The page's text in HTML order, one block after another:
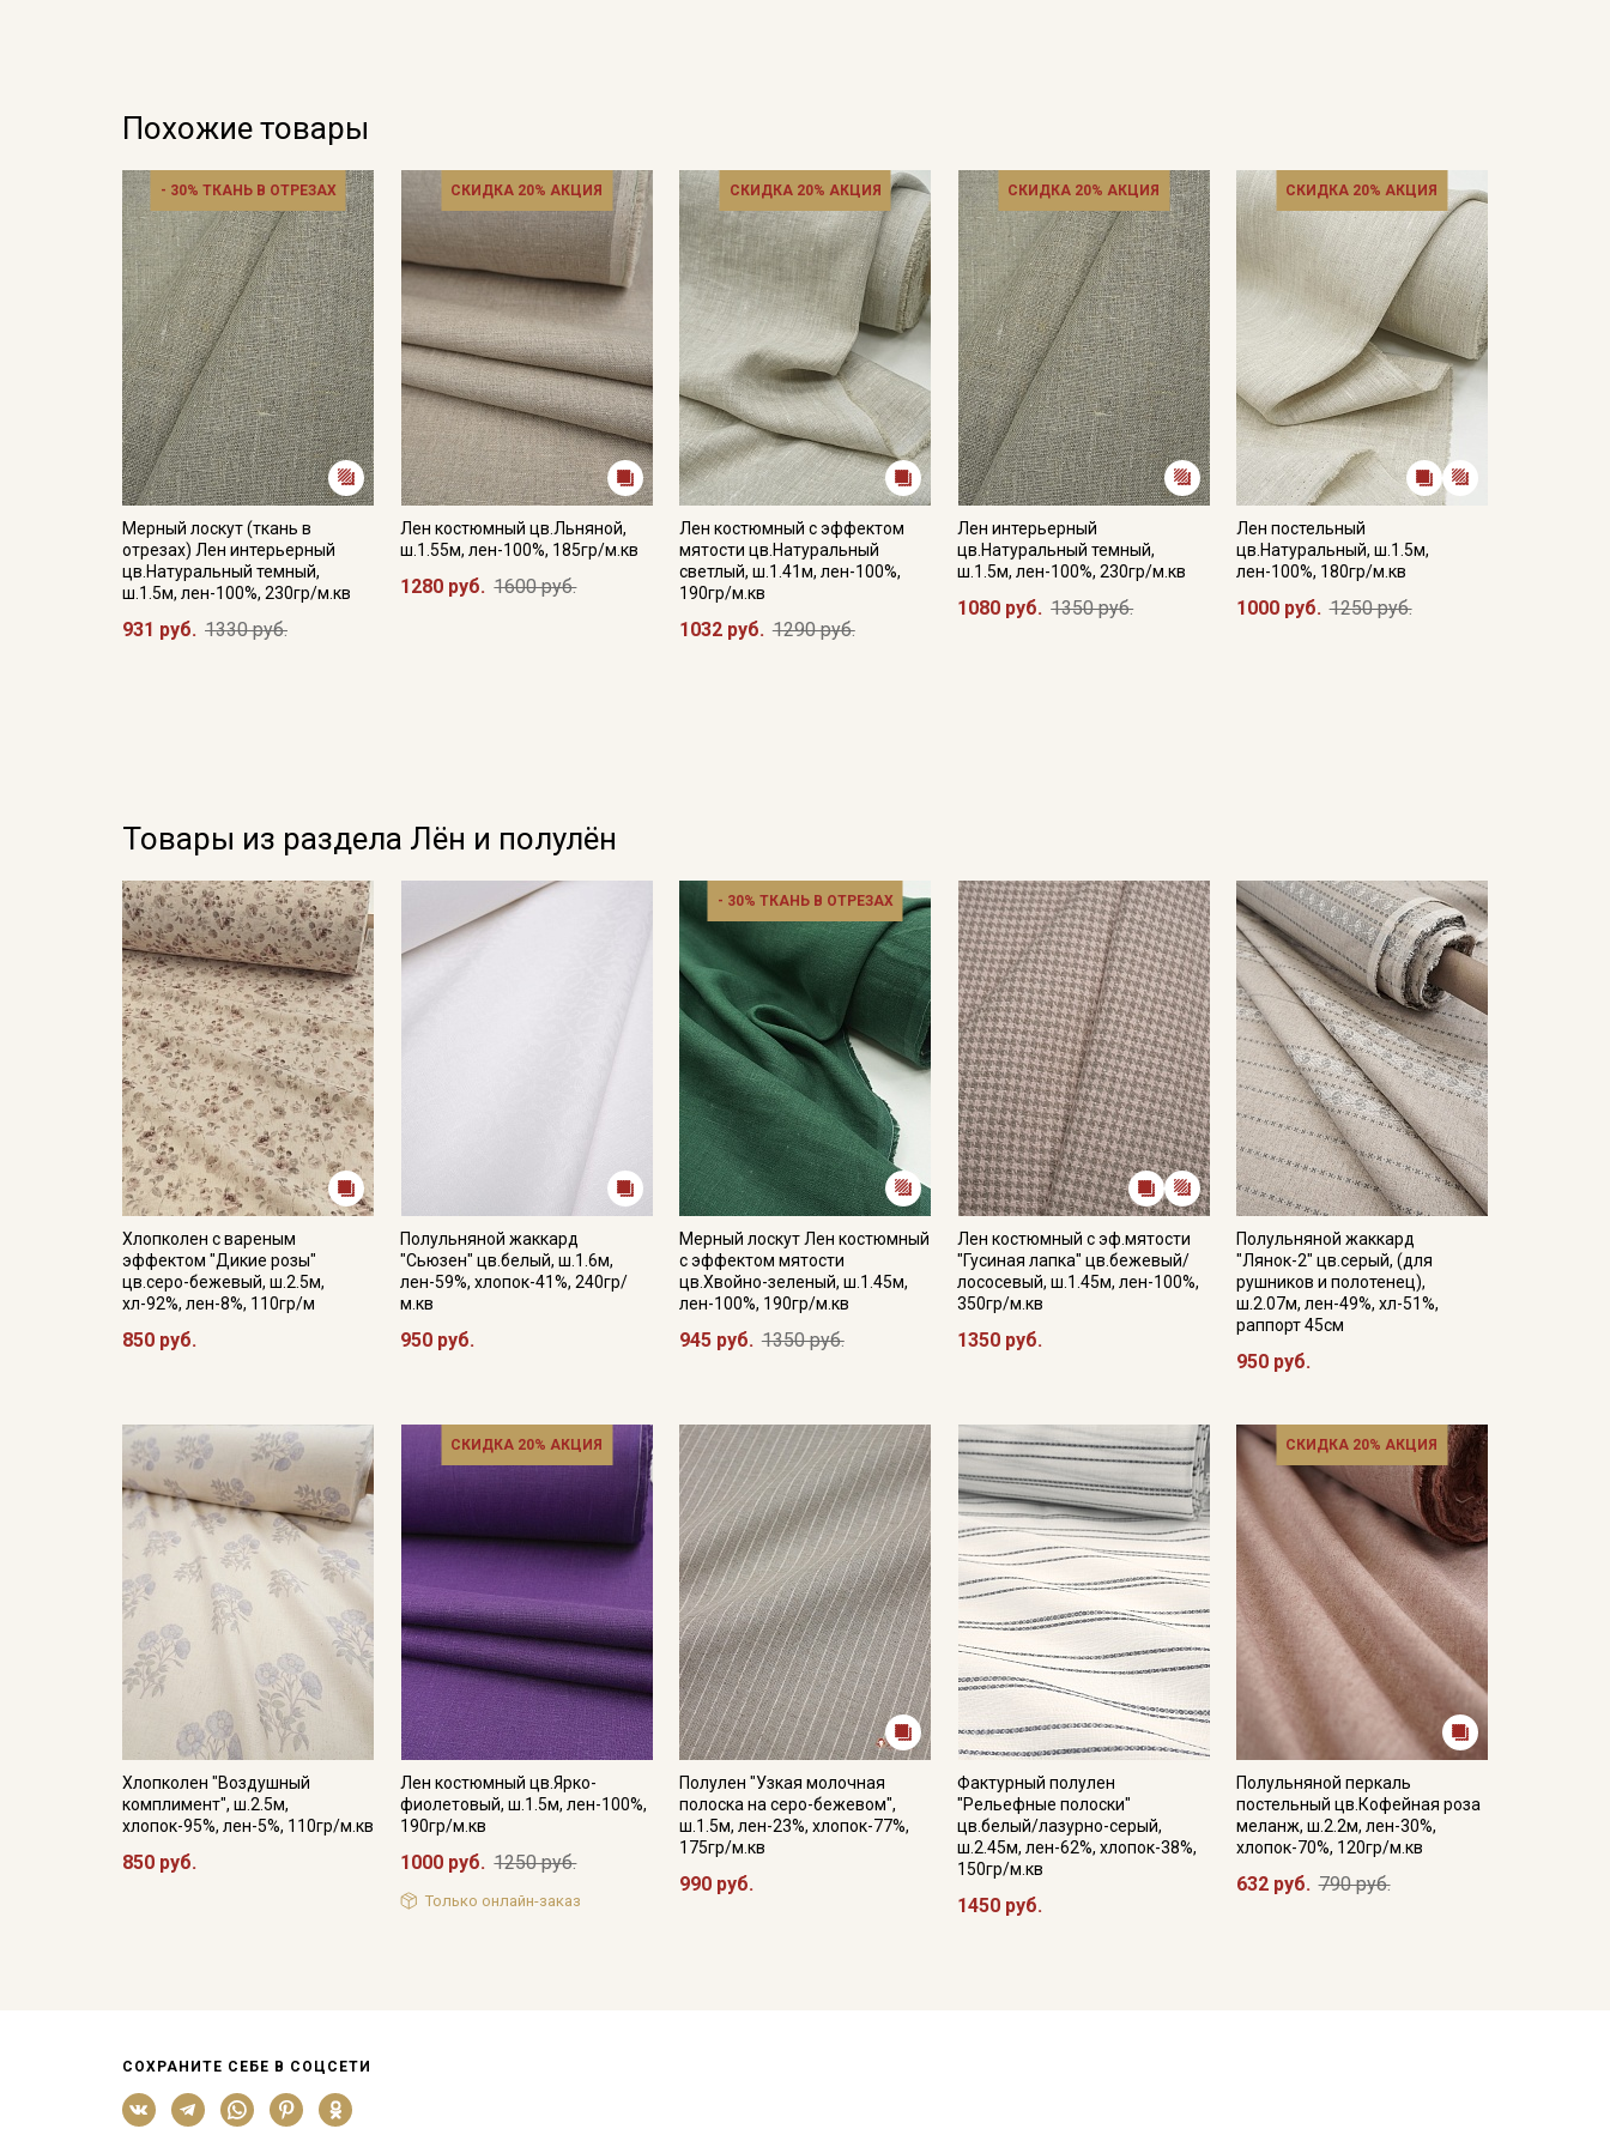
Похожие товары
- 30% ТКАНЬ В ОТРЕЗАХ
Мерный лоскут (ткань в
отрезах) Лен интерьерный
цв.Натуральный темный,
ш.1.5м, лен-100%, 230гр/м.кв
931 руб. 1330 руб.
СКИДКА 20% АКЦИЯ
Лен костюмный цв.Льняной,
ш.1.55м, лен-100%, 185гр/м.кв
1280 руб. 1600 руб.
СКИДКА 20% АКЦИЯ
Лен костюмный с эффектом
мятости цв.Натуральный
светлый, ш.1.41м, лен-100%,
190гр/м.кв
1032 руб. 1290 руб.
СКИДКА 20% АКЦИЯ
Лен интерьерный
цв.Натуральный темный,
ш.1.5м, лен-100%, 230гр/м.кв
1080 руб. 1350 руб.
СКИДКА 20% АКЦИЯ
Лен постельный
цв.Натуральный, ш.1.5м,
лен-100%, 180гр/м.кв
1000 руб. 1250 руб.
Товары из раздела Лён и полулён
Хлопколен с вареным
эффектом "Дикие розы"
цв.серо-бежевый, ш.2.5м,
хл-92%, лен-8%, 110гр/м
850 руб.
Полульняной жаккард
"Сьюзен" цв.белый, ш.1.6м,
лен-59%, хлопок-41%, 240гр/
м.кв
950 руб.
- 30% ТКАНЬ В ОТРЕЗАХ
Мерный лоскут Лен костюмный
с эффектом мятости
цв.Хвойно-зеленый, ш.1.45м,
лен-100%, 190гр/м.кв
945 руб. 1350 руб.
Лен костюмный с эф.мятости
"Гусиная лапка" цв.бежевый/
лососевый, ш.1.45м, лен-100%,
350гр/м.кв
1350 руб.
Полульняной жаккард
"Лянок-2" цв.серый, (для
рушников и полотенец),
ш.2.07м, лен-49%, хл-51%,
раппорт 45см
950 руб.
Хлопколен "Воздушный
комплимент", ш.2.5м,
хлопок-95%, лен-5%, 110гр/м.кв
850 руб.
СКИДКА 20% АКЦИЯ
Лен костюмный цв.Ярко-
фиолетовый, ш.1.5м, лен-100%,
190гр/м.кв
1000 руб. 1250 руб.
Только онлайн-заказ
Полулен "Узкая молочная
полоска на серо-бежевом",
ш.1.5м, лен-23%, хлопок-77%,
175гр/м.кв
990 руб.
Фактурный полулен
"Рельефные полоски"
цв.белый/лазурно-серый,
ш.2.45м, лен-62%, хлопок-38%,
150гр/м.кв
1450 руб.
СКИДКА 20% АКЦИЯ
Полульняной перкаль
постельный цв.Кофейная роза
меланж, ш.2.2м, лен-30%,
хлопок-70%, 120гр/м.кв
632 руб. 790 руб.
СОХРАНИТЕ СЕБЕ В СОЦСЕТИ
категории тканей
Электронная почта
Подписаться
Ознакомлен(а) сПолитикой обработки персональных
данных
и даюСогласие на обработку персональных
данных
ДаюСогласие на получение рекламных и
информационных рассылок